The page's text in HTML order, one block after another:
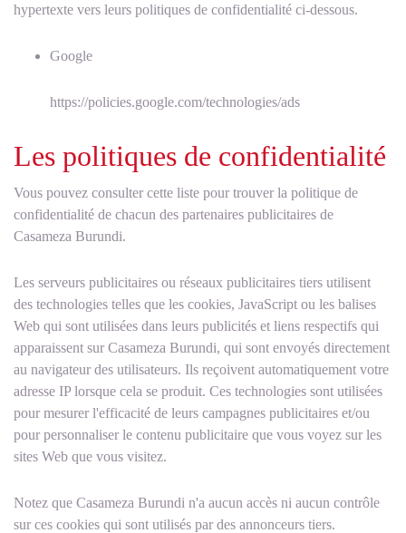
hypertexte vers leurs politiques de confidentialité ci-dessous.
Google
https://policies.google.com/technologies/ads
Les politiques de confidentialité
Vous pouvez consulter cette liste pour trouver la politique de
confidentialité de chacun des partenaires publicitaires de
Casameza Burundi.
Les serveurs publicitaires ou réseaux publicitaires tiers utilisent
des technologies telles que les cookies, JavaScript ou les balises
Web qui sont utilisées dans leurs publicités et liens respectifs qui
apparaissent sur Casameza Burundi, qui sont envoyés directement
au navigateur des utilisateurs. Ils reçoivent automatiquement votre
adresse IP lorsque cela se produit. Ces technologies sont utilisées
pour mesurer l'efficacité de leurs campagnes publicitaires et/ou
pour personnaliser le contenu publicitaire que vous voyez sur les
sites Web que vous visitez.
Notez que Casameza Burundi n'a aucun accès ni aucun contrôle
sur ces cookies qui sont utilisés par des annonceurs tiers.